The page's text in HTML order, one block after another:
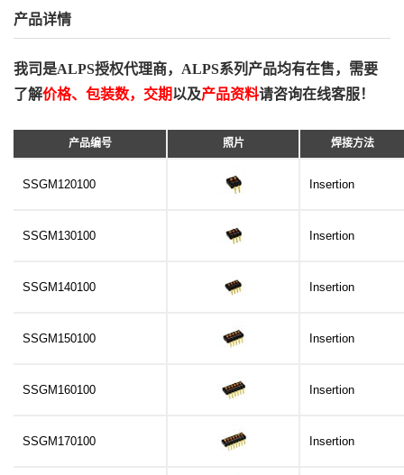
产品详情
我司是ALPS授权代理商，ALPS系列产品均有在售，需要
了解价格、包装数，交期以及产品资料请咨询在线客服！
产品编号 照片 焊接方法
SSGM120100 Insertion
SSGM130100 Insertion
SSGM140100 Insertion
SSGM150100 Insertion
SSGM160100 Insertion
SSGM170100 Insertion